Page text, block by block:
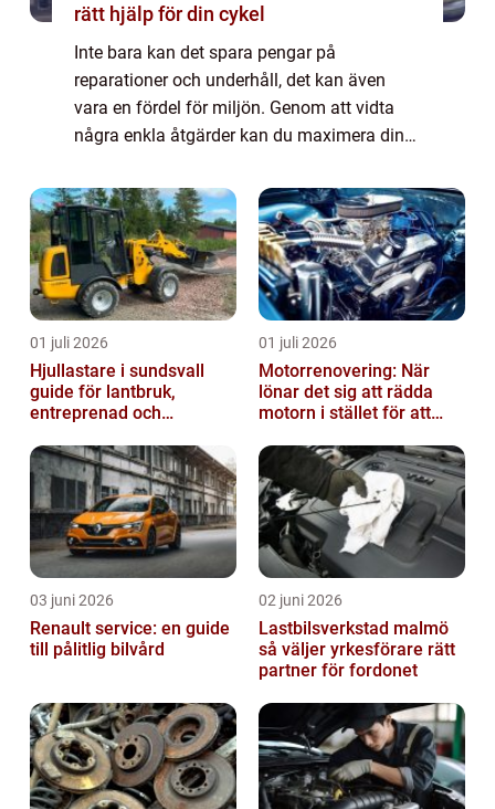
rätt hjälp för din cykel
Inte bara kan det spara pengar på
reparationer och underhåll, det kan även
vara en fördel för miljön. Genom att vidta
några enkla åtgärder kan du maximera din
01 juli 2026
Hjullastare i sundsvall
guide för lantbruk,
entreprenad och
01 juli 2026
Motorrenovering: När
lönar det sig att rädda
motorn i stället för att
03 juni 2026
Renault service: en guide
till pålitlig bilvård
02 juni 2026
Lastbilsverkstad malmö
så väljer yrkesförare rätt
partner för fordonet